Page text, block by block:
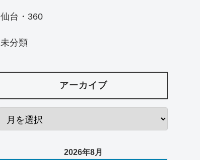
仙台・360
未分類
アーカイブ
2026年8月